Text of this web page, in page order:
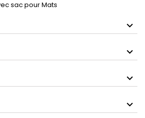
sac pour Mats